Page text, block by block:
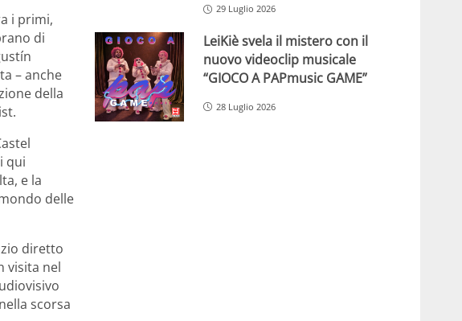
i primi,
di
– anche
della
qui
e la
delle
diretto
visita nel
scorsa
29 Luglio 2026
LeiKiè svela il mistero con il
nuovo videoclip musicale
“GIOCO A PAPmusic GAME”
28 Luglio 2026